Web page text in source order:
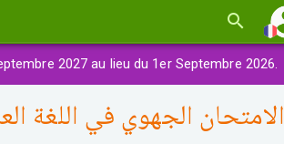
2027 au lieu du 1er Septembre 2026.
الامتحان الجهوي في اللغة العربية